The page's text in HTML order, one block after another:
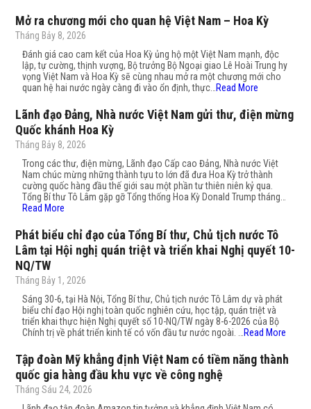
Mở ra chương mới cho quan hệ Việt Nam – Hoa Kỳ
Tháng Bảy 8, 2026
Đánh giá cao cam kết của Hoa Kỳ ủng hộ một Việt Nam mạnh, độc
lập, tự cường, thịnh vượng, Bộ trưởng Bộ Ngoại giao Lê Hoài Trung hy
vọng Việt Nam và Hoa Kỳ sẽ cùng nhau mở ra một chương mới cho
quan hệ hai nước ngày càng đi vào ổn định, thực… Read More
Lãnh đạo Đảng, Nhà nước Việt Nam gửi thư, điện mừng
Quốc khánh Hoa Kỳ
Tháng Bảy 8, 2026
Trong các thư, điện mừng, Lãnh đạo Cấp cao Đảng, Nhà nước Việt
Nam chúc mừng những thành tựu to lớn đã đưa Hoa Kỳ trở thành
cường quốc hàng đầu thế giới sau một phần tư thiên niên kỷ qua.
Tổng Bí thư Tô Lâm gặp gỡ Tổng thống Hoa Kỳ Donald Trump tháng…
Read More
Phát biểu chỉ đạo của Tổng Bí thư, Chủ tịch nước Tô
Lâm tại Hội nghị quán triệt và triển khai Nghị quyết 10-
NQ/TW
Tháng Bảy 1, 2026
Sáng 30-6, tại Hà Nội, Tổng Bí thư, Chủ tịch nước Tô Lâm dự và phát
biểu chỉ đạo Hội nghị toàn quốc nghiên cứu, học tập, quán triệt và
triển khai thực hiện Nghị quyết số 10-NQ/TW ngày 8-6-2026 của Bộ
Chính trị về phát triển kinh tế có vốn đầu tư nước ngoài. … Read More
Tập đoàn Mỹ khẳng định Việt Nam có tiềm năng thành
quốc gia hàng đầu khu vực về công nghệ
Tháng Sáu 24, 2026